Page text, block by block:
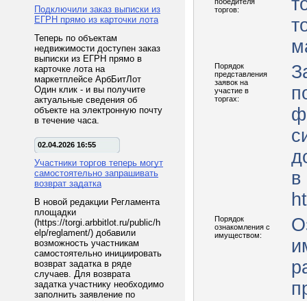
Подключили заказ выписки из
ЕГРН прямо из карточки лота
Теперь по объектам
недвижимости доступен заказ
выписки из ЕГРН прямо в
карточке лота на
маркетплейсе АрбБитЛот
Один клик - и вы получите
актуальные сведения об
объекте на электронную почту
в течение часа.
02.04.2026 16:55
Участники торгов теперь могут
самостоятельно запрашивать
возврат задатка
В новой редакции Регламента
площадки
(https://torgi.arbbitlot.ru/public/h
elp/reglament/) добавили
возможность участникам
самостоятельно инициировать
возврат задатка в ряде
случаев. Для возврата
задатка участнику необходимо
заполнить заявление по
торгов:
Порядок
представления
заявок на
участие в
торгах:
в
Порядок
ознакомления с
имуществом: